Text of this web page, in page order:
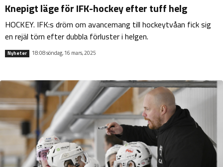
Knepigt läge för IFK-hockey efter tuff helg
HOCKEY. IFK:s dröm om avancemang till hockeytvåan fick sig
en rejäl törn efter dubbla förluster i helgen.
Nyheter 18:08 söndag, 16 mars, 2025